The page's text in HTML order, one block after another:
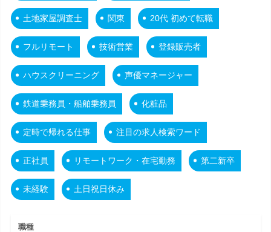
土地家屋調査士 関東 20代 初めて転職
フルリモート 技術営業 登録販売者
ハウスクリーニング 声優マネージャー
鉄道乗務員・船舶乗務員 化粧品
定時で帰れる仕事 注目の求人検索ワード
正社員 リモートワーク・在宅勤務 第二新卒
未経験 土日祝日休み
職種